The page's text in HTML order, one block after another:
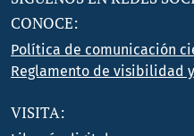
CONOCE:
Política de comunicación
Reglamento de visibilidad
VISITA: